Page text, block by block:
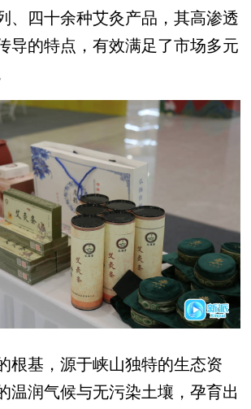
、四十余种艾灸产品，其高渗透
导的特点，有效满足了市场多元
基，源于峡山独特的生态资
温润气候与无污染土壤，孕育出